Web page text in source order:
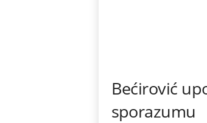
Bećirović
sporazumu